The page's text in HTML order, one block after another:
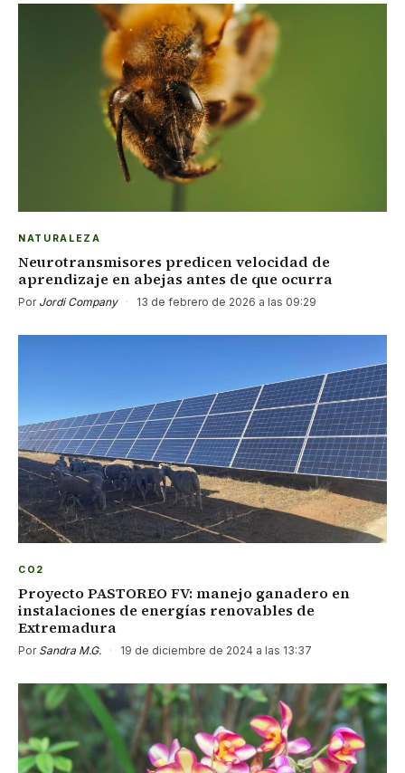
NATURALEZA
Neurotransmisores predicen velocidad de
aprendizaje en abejas antes de que ocurra
Por Jordi Company · 13 de febrero de 2026 a las 09:29
CO2
Proyecto PASTOREO FV: manejo ganadero en
instalaciones de energías renovables de
Extremadura
Por Sandra M.G. · 19 de diciembre de 2024 a las 13:37